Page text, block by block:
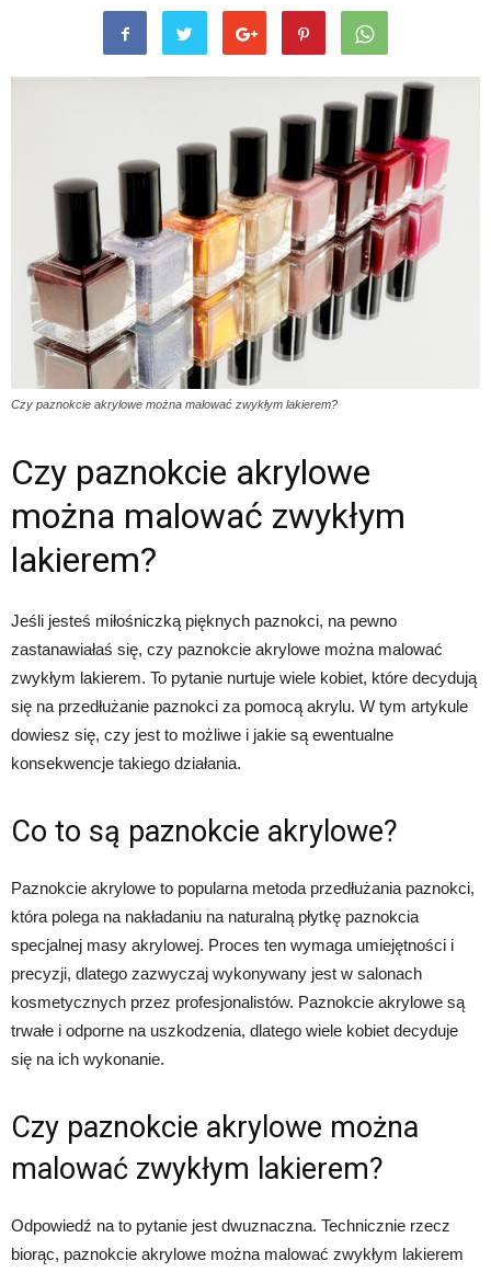
Czy paznokcie akrylowe można malować zwykłym lakierem?
Czy paznokcie akrylowe
można malować zwykłym
lakierem?
Jeśli jesteś miłośniczką pięknych paznokci, na pewno
zastanawiałaś się, czy paznokcie akrylowe można malować
zwykłym lakierem. To pytanie nurtuje wiele kobiet, które decydują
się na przedłużanie paznokci za pomocą akrylu. W tym artykule
dowiesz się, czy jest to możliwe i jakie są ewentualne
konsekwencje takiego działania.
Co to są paznokcie akrylowe?
Paznokcie akrylowe to popularna metoda przedłużania paznokci,
która polega na nakładaniu na naturalną płytkę paznokcia
specjalnej masy akrylowej. Proces ten wymaga umiejętności i
precyzji, dlatego zazwyczaj wykonywany jest w salonach
kosmetycznych przez profesjonalistów. Paznokcie akrylowe są
trwałe i odporne na uszkodzenia, dlatego wiele kobiet decyduje
się na ich wykonanie.
Czy paznokcie akrylowe można
malować zwykłym lakierem?
Odpowiedź na to pytanie jest dwuznaczna. Technicznie rzecz
biorąc, paznokcie akrylowe można malować zwykłym lakierem